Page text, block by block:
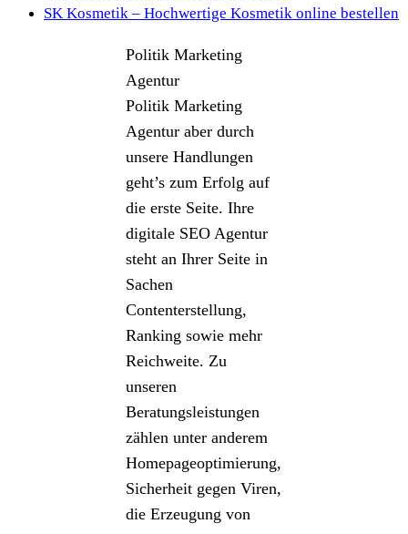
SK Kosmetik – Hochwertige Kosmetik online bestellen
Politik Marketing
Agentur
Politik Marketing
Agentur aber durch
unsere Handlungen
geht’s zum Erfolg auf
die erste Seite. Ihre
digitale SEO Agentur
steht an Ihrer Seite in
Sachen
Contenterstellung,
Ranking sowie mehr
Reichweite. Zu
unseren
Beratungsleistungen
zählen unter anderem
Homepageoptimierung,
Sicherheit gegen Viren,
die Erzeugung von